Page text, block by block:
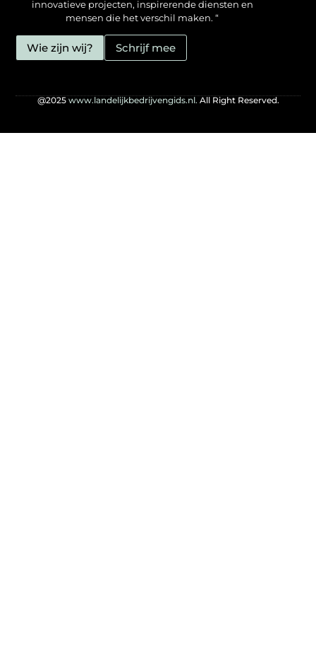
innovatieve projecten, inspirerende diensten en
mensen die het verschil maken. “
Wie zijn wij? Schrijf mee
@2025www.landelijkbedrijvengids.nl.All Right Reserved.